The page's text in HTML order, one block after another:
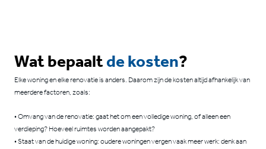
Wat bepaaltde kosten?
Elke woning en elke renovatie is anders. Daarom zijn de kosten altijd afhankelijk van
meerdere factoren, zoals:
• Omvang van de renovatie: gaat het om een volledige woning, of alleen een
verdieping? Hoeveel ruimtes worden aangepakt?
• Staat van de huidige woning: oudere woningen vergen vaak meer werk: denk aan